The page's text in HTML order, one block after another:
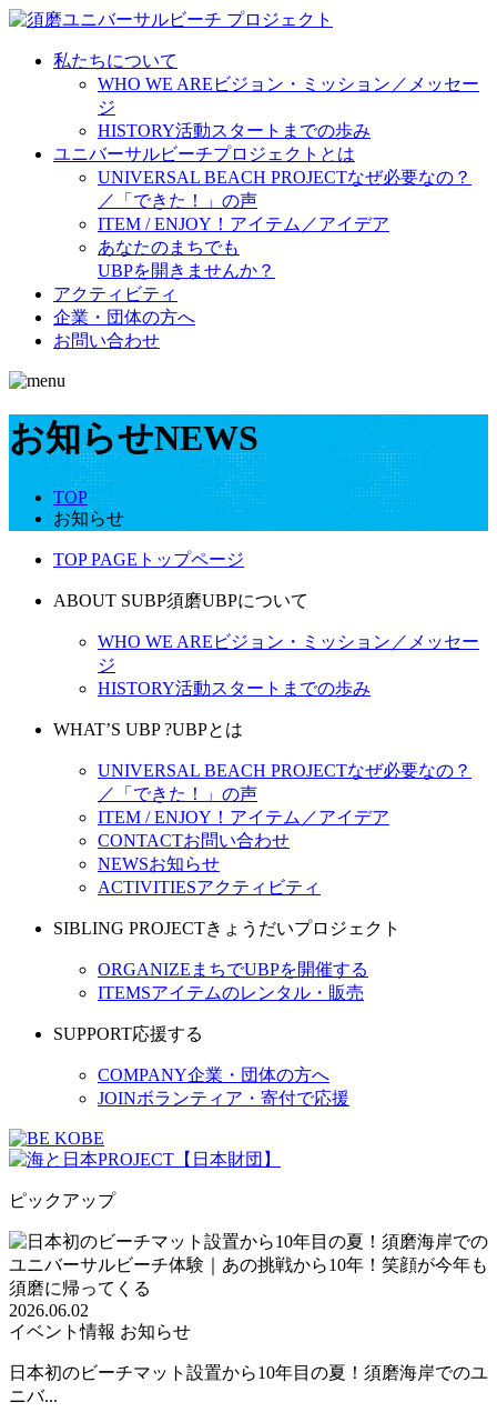
私たちについて
WHO WE ARE ビジョン・ミッション／メッセー
ジ
HISTORY活動スタートまでの歩み
ユニバーサルビーチプロジェクトとは
UNIVERSAL BEACH PROJECTなぜ必要なの？
／「できた！」の声
ITEM / ENJOY！ アイテム／アイデア
あなたのまちでも
UBPを開きませんか？
アクティビティ
企業・団体の方へ
お問い合わせ
お知らせNEWS
TOP
お知らせ
TOP PAGE トップページ
ABOUT SUBP須磨UBPについて
WHO WE ARE ビジョン・ミッション／メッセー
ジ
HISTORY活動スタートまでの歩み
WHAT’S UBP ?UBPとは
UNIVERSAL BEACH PROJECTなぜ必要なの？
／「できた！」の声
ITEM / ENJOY！ アイテム／アイデア
CONTACTお問い合わせ
NEWSお知らせ
ACTIVITIESアクティビティ
SIBLING PROJECTきょうだいプロジェクト
ORGANIZE まちでUBPを開催する
ITEMSアイテムのレンタル・販売
SUPPORT応援する
COMPANY企業・団体の方へ
JOINボランティア・寄付で応援
ピックアップ
2026.06.02
イベント情報 お知らせ
日本初のビーチマット設置から10年目の夏！須磨海岸でのユ
ニバ...